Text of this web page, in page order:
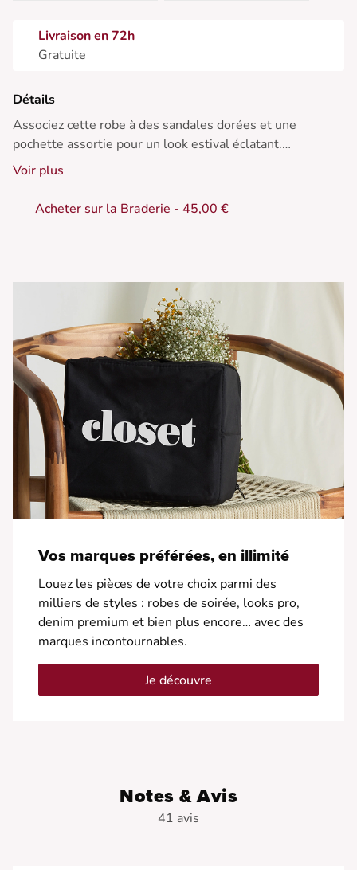
Livraison en 72h
Gratuite
Détails
Associez cette robe à des sandales dorées et une
pochette assortie pour un look estival éclatant.
• Robe courte
• Coupe ample
Voir plus
Acheter sur la Braderie - 45,00 €
Vos marques préférées, en illimité
Louez les pièces de votre choix parmi des
milliers de styles : robes de soirée, looks pro,
denim premium et bien plus encore… avec des
marques incontournables.
Je découvre
Notes & Avis
41 avis